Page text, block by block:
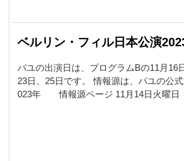
ベルリン・フィル日本公演
パユの出演日は、プログラムBの11月16
23日、25日です。 情報源は、パユの公
023年 情報源ページ 11月14日火曜